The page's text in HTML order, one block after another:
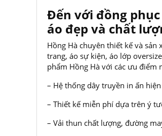
Đến với đồng
áo đẹp và chất
Hồng Hà chuyên thiết kế và
trang, áo sự kiện, áo lớp
phẩm Hồng Hà với các ưu điểm
– Hệ thống dây truyền in ấn
– Thiết kế miễn phí dựa trên ý
– Vải thun chất lượng, đường